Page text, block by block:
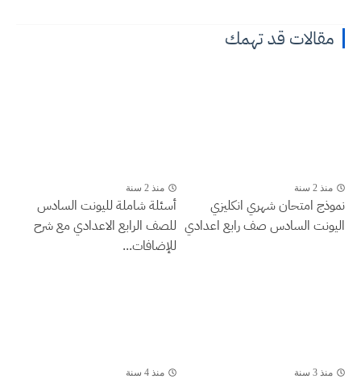
مقالات قد تهمك
منذ 2 سنة
نموذج امتحان شهري انكليزي
اليونت السادس صف رابع اعدادي
منذ 2 سنة
أسئلة شاملة لليونت السادس
للصف الرابع الاعدادي مع شرح
للإضافات...
منذ 3 سنة منذ 4 سنة